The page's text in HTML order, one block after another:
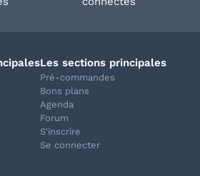
Les sections principales
Pré-commandes
Bons plans
Agenda
Forum
S'inscrire
Se connecter